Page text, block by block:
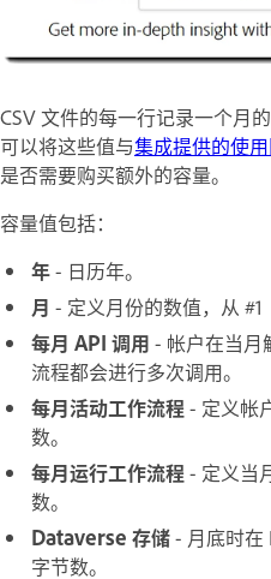
CSV 文件的每一行记录一个月
可以将这些值与集成提供的使
是否需要购买额外的容量。
容量值包括：
年- 日历年。
月 - 定义月份的数值，从 #1
每月 API 调用 - 帐户在当月
流程都会进行多次调用。
每月活动工作流程 - 定义帐
数。
每月运行工作流程 - 定义当
数。
Dataverse 存储- 月底时在
字节数。